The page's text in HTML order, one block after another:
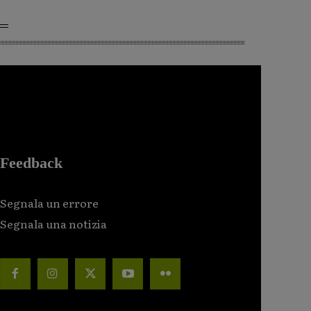
Feedback
Segnala un errore
Segnala una notizia